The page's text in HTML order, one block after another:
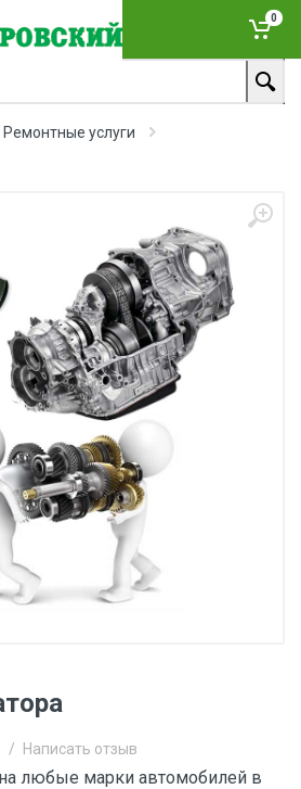
0
Ремонтные услуги
/ Написать отзыв
любые марки автомобилей в